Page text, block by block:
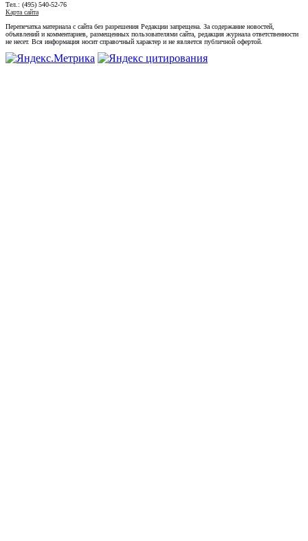
Тел.: (495) 540-52-76
Карта сайта
Перепечатка материала с сайта без разрешения Редакции запрещена. За содержание новостей,
объявлений и комментариев, размещенных пользователями сайта, редакция журнала ответственности
не несет. Вся информация носит справочный характер и не является публичной офертой.